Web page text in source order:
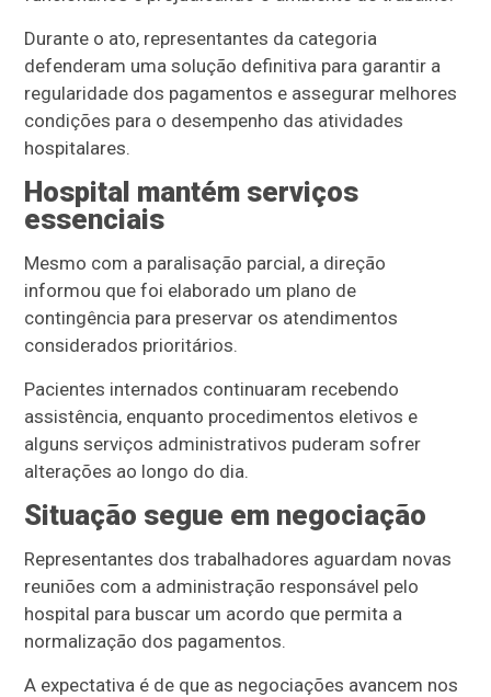
Durante o ato, representantes da categoria
defenderam uma solução definitiva para garantir a
regularidade dos pagamentos e assegurar melhores
condições para o desempenho das atividades
hospitalares.
Hospital mantém serviços
essenciais
Mesmo com a paralisação parcial, a direção
informou que foi elaborado um plano de
contingência para preservar os atendimentos
considerados prioritários.
Pacientes internados continuaram recebendo
assistência, enquanto procedimentos eletivos e
alguns serviços administrativos puderam sofrer
alterações ao longo do dia.
Situação segue em negociação
Representantes dos trabalhadores aguardam novas
reuniões com a administração responsável pelo
hospital para buscar um acordo que permita a
normalização dos pagamentos.
A expectativa é de que as negociações avancem nos